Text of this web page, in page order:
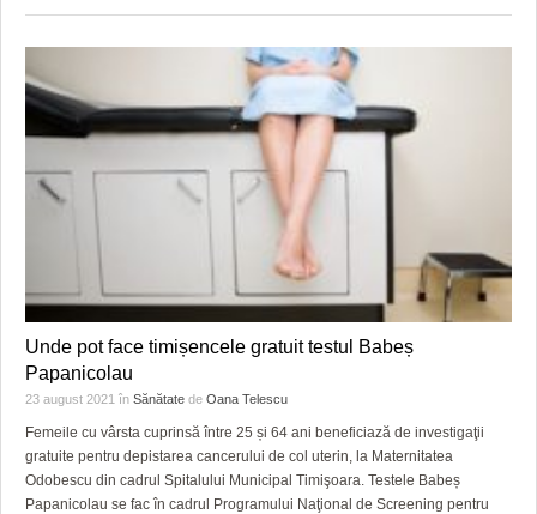
Unde pot face timișencele gratuit testul Babeș
Papanicolau
23 august 2021 în Sănătate de Oana Telescu
Femeile cu vârsta cuprinsă între 25 și 64 ani beneficiază de investigaţii
gratuite pentru depistarea cancerului de col uterin, la Maternitatea
Odobescu din cadrul Spitalului Municipal Timişoara. Testele Babeș
Papanicolau se fac în cadrul Programului Naţional de Screening pentru